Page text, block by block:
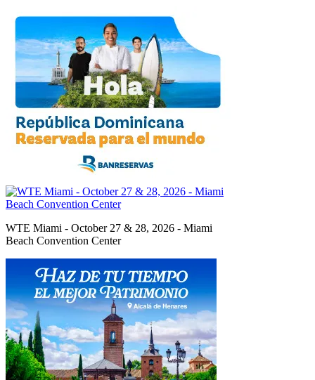
WTE Miami - October 27 & 28, 2026 - Miami
Beach Convention Center